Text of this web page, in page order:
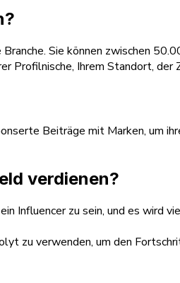
Sie können zwischen
Profilnische, Ihrem Standort,
Beiträge mit Marken, um
verdienen?
Influencer zu sein, und es
zu verwenden, um den